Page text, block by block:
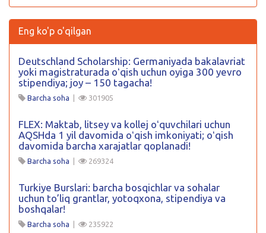
Eng ko'p o'qilgan
Deutschland Scholarship: Germaniyada bakalavriat
yoki magistraturada oʻqish uchun oyiga 300 yevro
stipendiya; joy – 150 tagacha!
Barcha soha | 301905
FLEX: Maktab, litsey va kollej oʻquvchilari uchun
AQSHda 1 yil davomida oʻqish imkoniyati; oʻqish
davomida barcha xarajatlar qoplanadi!
Barcha soha | 269324
Turkiye Burslari: barcha bosqichlar va sohalar
uchun to’liq grantlar, yotoqxona, stipendiya va
boshqalar!
Barcha soha | 235922